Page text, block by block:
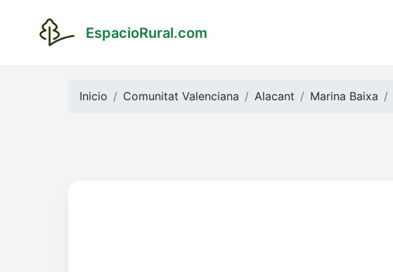
EspacioRural.com
Inicio Comunitat Valenciana Alacant Marina Baixa